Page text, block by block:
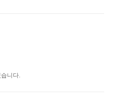
니다.